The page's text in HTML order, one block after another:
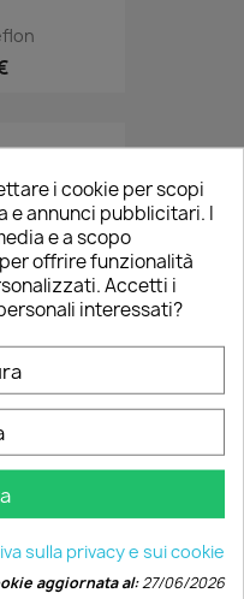
i cookie per scopi
e annunci pubblicitari. I
e a scopo
offrire funzionalità
Accetti i
interessati?
sulla privacy e sui cookie
aggiornata al:27/06/2026